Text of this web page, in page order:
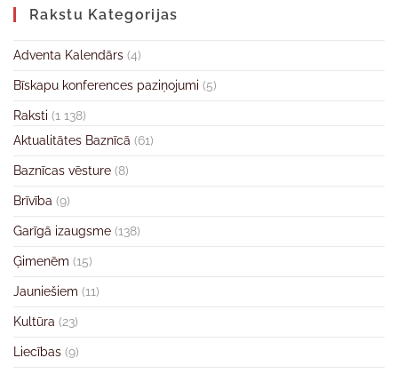
Rakstu Kategorijas
Adventa Kalendārs (4)
Bīskapu konferences paziņojumi (5)
Raksti (1 138)
Aktualitātes Baznīcā (61)
Baznīcas vēsture (8)
Brīvība (9)
Garīgā izaugsme (138)
Ģimenēm (15)
Jauniešiem (11)
Kultūra (23)
Liecības (9)